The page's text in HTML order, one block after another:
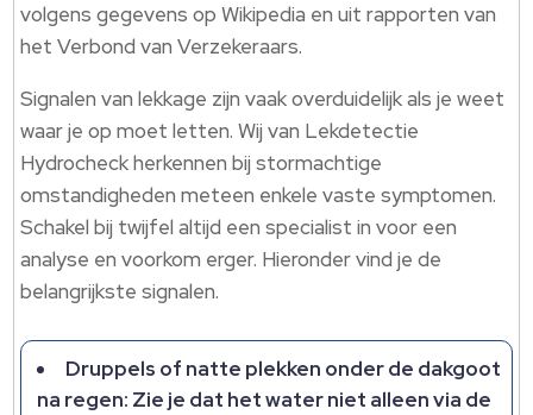
volgens gegevens op Wikipedia en uit rapporten van
het Verbond van Verzekeraars.
Signalen van lekkage zijn vaak overduidelijk als je weet
waar je op moet letten. Wij van Lekdetectie
Hydrocheck herkennen bij stormachtige
omstandigheden meteen enkele vaste symptomen.
Schakel bij twijfel altijd een specialist in voor een
analyse en voorkom erger. Hieronder vind je de
belangrijkste signalen.
Druppels of natte plekken onder de dakgoot
na regen: Zie je dat het water niet alleen via de